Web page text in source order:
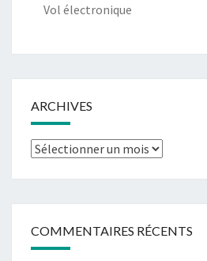
Vol électronique
ARCHIVES
Archives
COMMENTAIRES RÉCENTS